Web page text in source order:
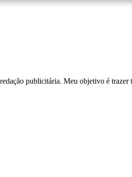
publicitária. Meu objetivo é